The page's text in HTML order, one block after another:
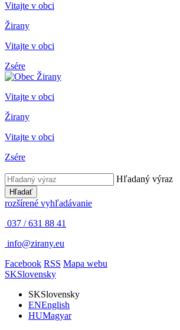
Vitajte v obci
Žirany
Vitajte v obci
Zsére
Vitajte v obci
Žirany
Vitajte v obci
Zsére
Hľadaný výraz
Hľadať
rozšírené vyhľadávanie
037 / 631 88 41
info@zirany.eu
Facebook RSS Mapa webu
SKSlovensky
SKSlovensky
ENEnglish
HUMagyar